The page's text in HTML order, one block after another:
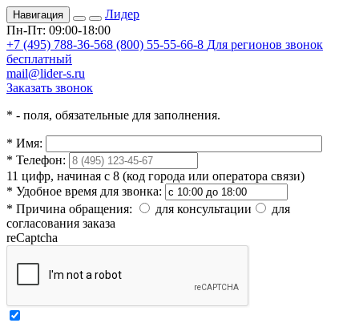
Навигация
Лидер
Пн-Пт: 09:00-18:00
+7 (495) 788-36-568 (800) 55-55-66-8 Для регионов звонок
бесплатный
mail@lider-s.ru
Заказать звонок
* - поля, обязательные для заполнения.
* Имя:
* Телефон:
11 цифр, начиная с 8 (код города или оператора связи)
* Удобное время для звонка:
* Причина обращения: для консультации
для
согласования заказа
reCaptcha